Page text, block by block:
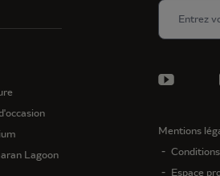
Lagoon
Mentions
Espace